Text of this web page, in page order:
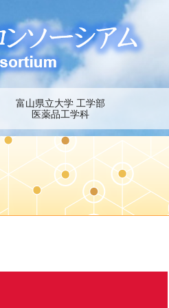
富山県立大学 工学部
医薬品工学科